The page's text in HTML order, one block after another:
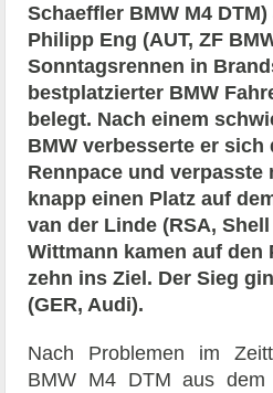
Schaeffler BMW M4
Philipp Eng (AUT, ZF
Sonntagsrennen in
bestplatzierter BMW
belegt. Nach einem
BMW verbesserte er sich
Rennpace und verpasste
knapp einen Platz auf
van der Linde (RSA, Shell
Wittmann kamen auf den
zehn ins Ziel. Der Sieg
(GER, Audi).
Nach Problemen im
BMW M4 DTM aus dem